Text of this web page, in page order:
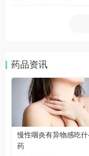
药品资讯
慢性咽炎有异物感吃什
药